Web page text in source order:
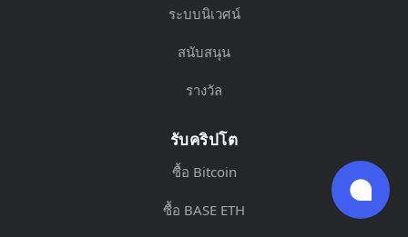
ระบบนิเวศน์
สนับสนุน
รางวัล
รับคริปโต
ซื้อ Bitcoin
ซื้อ BASE ETH